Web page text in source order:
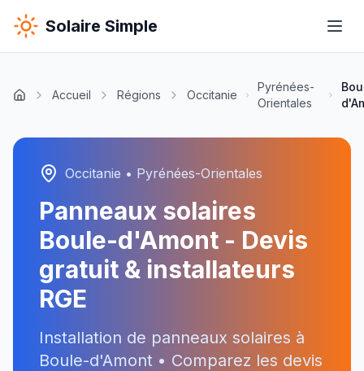
Solaire Simple
Accueil Régions Occitanie
Pyrénées-
Orientales
Occitanie • Pyrénées-Orientales
Panneaux solaires
Boule-d'Amont - Devis
gratuit & installateurs
RGE
Installation de panneaux solaires à
Boule-d'Amont • Comparez les devis